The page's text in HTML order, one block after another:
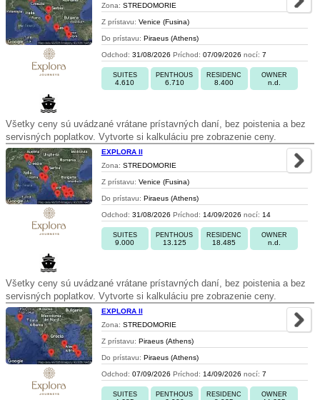
Zona: STREDOMORIE
Z prístavu: Venice (Fusina)
Do prístavu: Piraeus (Athens)
Odchod: 31/08/2026 Príchod: 07/09/2026 nocí: 7
SUITES
4.610
PENTHOUS
6.710
RESIDENC
8.400
OWNER
n.d.
Všetky ceny sú uvádzané vrátane prístavných daní, bez poistenia a bez
servisných poplatkov. Vytvorte si kalkuláciu pre zobrazenie ceny.
EXPLORA II
Zona: STREDOMORIE
Z prístavu: Venice (Fusina)
Do prístavu: Piraeus (Athens)
Odchod: 31/08/2026 Príchod: 14/09/2026 nocí: 14
SUITES
9.000
PENTHOUS
13.125
RESIDENC
18.485
OWNER
n.d.
Všetky ceny sú uvádzané vrátane prístavných daní, bez poistenia a bez
servisných poplatkov. Vytvorte si kalkuláciu pre zobrazenie ceny.
EXPLORA II
Zona: STREDOMORIE
Z prístavu: Piraeus (Athens)
Do prístavu: Piraeus (Athens)
Odchod: 07/09/2026 Príchod: 14/09/2026 nocí: 7
SUITES PENTHOUS RESIDENC OWNER